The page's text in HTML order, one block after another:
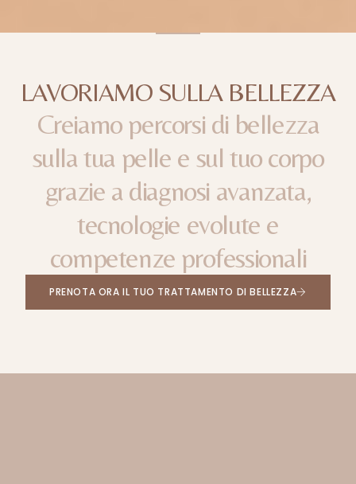
LAVORIAMO SULLA BELLEZZA
Creiamo percorsi di bellezza
sullatua pelle e sul tuo corpo
grazie a diagnosi avanzata,
tecnologie evolute e
competenze professionali
PRENOTA ORA IL TUO TRATTAMENTO DI BELLEZZA